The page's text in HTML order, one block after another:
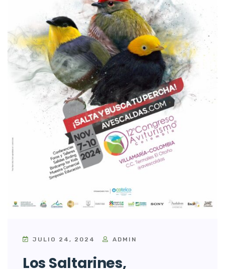
JULIO 24, 2024 ADMIN
Los Saltarines,